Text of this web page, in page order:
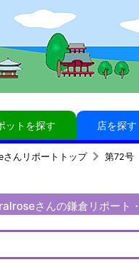
ットを探す 店を探す
んリポートトップ 第72号
さんの鎌倉リポート